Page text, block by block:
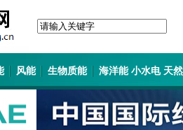
风能 生物质能 海洋能 小水电 天